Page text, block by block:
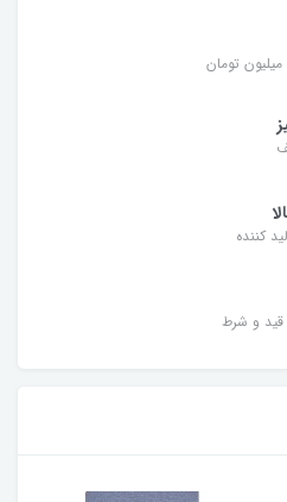
تومان
کننده
و شرط